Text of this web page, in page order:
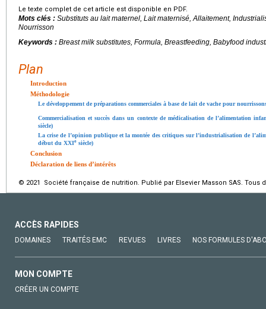
Le texte complet de cet article est disponible en PDF.
Mots clés : Substituts au lait maternel, Lait maternisé, Allaitement,
Nourrisson
Keywords : Breast milk substitutes, Formula, Breastfeeding, Babyfood
Plan
Introduction
Méthodologie
Le développement de préparations commerciales à base de lait de vache pour
Commercialisation et succès dans un contexte de médicalisation de l’alimentation
siècle)
La crise de l’opinion publique et la montée des critiques sur l’industrialisation de
début du XXIe siècle)
Conclusion
Déclaration de liens d’intérêts
© 2021 Société française de nutrition. Publié par Elsevier Masson SAS. Tous
ACCÈS RAPIDES
DOMAINES TRAITÉS EMC REVUES LIVRES NOS FORMULES
MON COMPTE
CRÉER UN COMPTE